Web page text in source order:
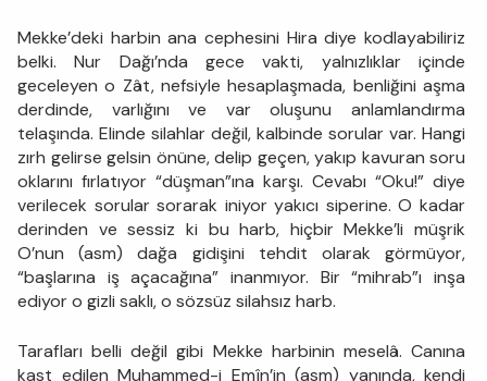
Mekke’deki harbin ana cephesini Hira diye kodlayabiliriz
belki. Nur Dağı’nda gece vakti, yalnızlıklar içinde
geceleyen o Zât, nefsiyle hesaplaşmada, benliğini aşma
derdinde, varlığını ve var oluşunu anlamlandırma
telaşında. Elinde silahlar değil, kalbinde sorular var. Hangi
zırh gelirse gelsin önüne, delip geçen, yakıp kavuran soru
oklarını fırlatıyor “düşman”ına karşı. Cevabı “Oku!” diye
verilecek sorular sorarak iniyor yakıcı siperine. O kadar
derinden ve sessiz ki bu harb, hiçbir Mekke’li müşrik
O’nun (asm) dağa gidişini tehdit olarak görmüyor,
“başlarına iş açacağına” inanmıyor. Bir “mihrab”ı inşa
ediyor o gizli saklı, o sözsüz silahsız harb.
Tarafları belli değil gibi Mekke harbinin meselâ. Canına
kast edilen Muhammed-i Emîn’in (asm) yanında, kendi